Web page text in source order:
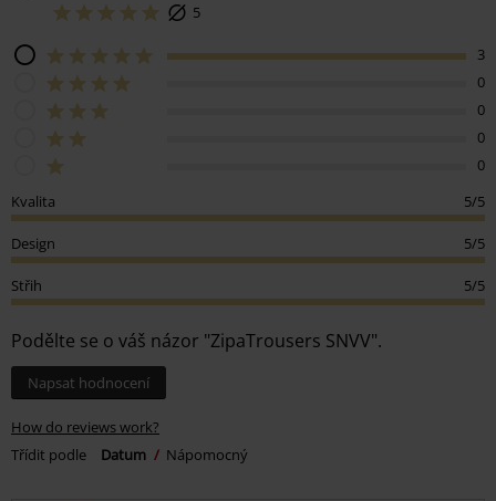
5
3
0
0
0
0
Kvalita
5/5
Design 5/5
Střih 5/5
Podělte se o váš názor "ZipaTrousers SNVV".
Napsat hodnocení
How do reviews work?
Třídit podle
Datum Nápomocný